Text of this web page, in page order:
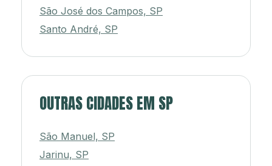
São José dos Campos, SP
Santo André, SP
OUTRAS CIDADES EM SP
São Manuel, SP
Jarinu, SP